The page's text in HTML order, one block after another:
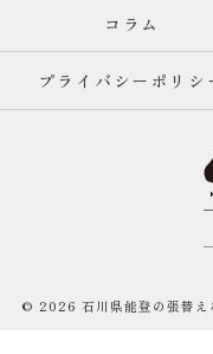
コラム
プライバシーポリシ
© 2026 石川県能登の張替え